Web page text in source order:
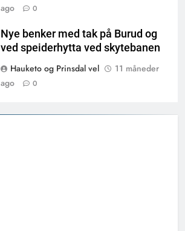
ago
0
Nye benker med tak på Burud og
ved speiderhytta ved skytebanen
Hauketo og Prinsdal vel
11 måneder
ago
0